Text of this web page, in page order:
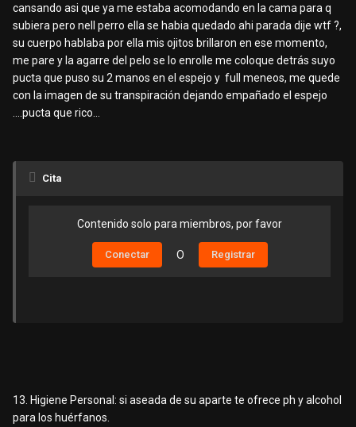
cansando asi que ya me estaba acomodando en la cama para q
subiera pero nell perro ella se habia quedado ahi parada dije wtf ?,
su cuerpo hablaba por ella mis ojitos brillaron en ese momento,
me pare y la agarre del pelo se lo enrolle me coloque detrás suyo
pucta que puso su 2 manos en el espejo y full meneos, me quede
con la imagen de su transpiración dejando empañado el espejo
….pucta que rico…
Cita
Contenido solo para miembros, por favor
Conectar O Registrar
13. Higiene Personal: si aseada de su aparte te ofrece ph y alcohol
para los huérfanos.